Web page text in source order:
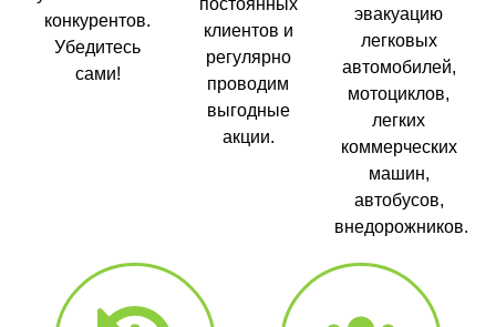
конкурентов.
Убедитесь
сами!
постоянных
клиентов и
регулярно
проводим
выгодные
акции.
эвакуацию
легковых
автомобилей,
мотоциклов,
легких
коммерческих
машин,
автобусов,
внедорожников.